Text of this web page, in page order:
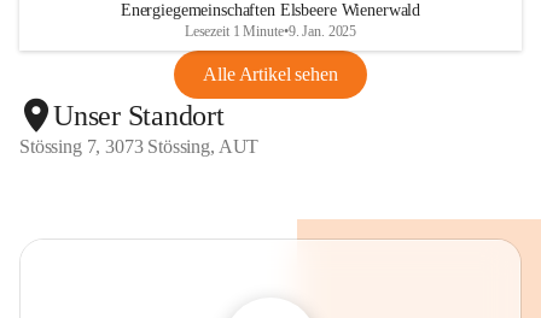
Energiegemeinschaften Elsbeere Wienerwald
Lesezeit 1 Minute•9. Jan. 2025
Alle Artikel sehen
Unser Standort
Stössing 7, 3073 Stössing, AUT